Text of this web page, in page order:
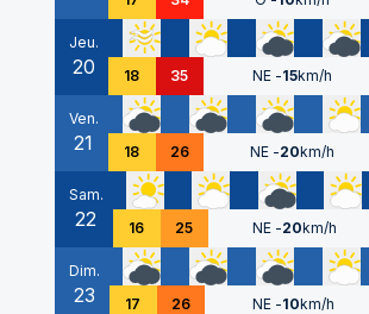
Jeu.
20 18 35 NE -15km/h
Ven.
21 18 26 NE -20km/h
Sam.
22 16 25 NE -20km/h
Dim.
23 17 26 NE -10km/h